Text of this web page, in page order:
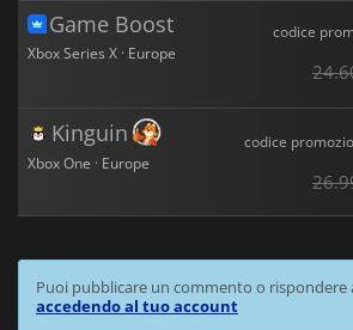
Game Boost
Xbox Series X · Europe
codice
Kinguin
Xbox One · Europe
codice
Puoi pubblicare un commento o rispondere
accedendo al tuo account